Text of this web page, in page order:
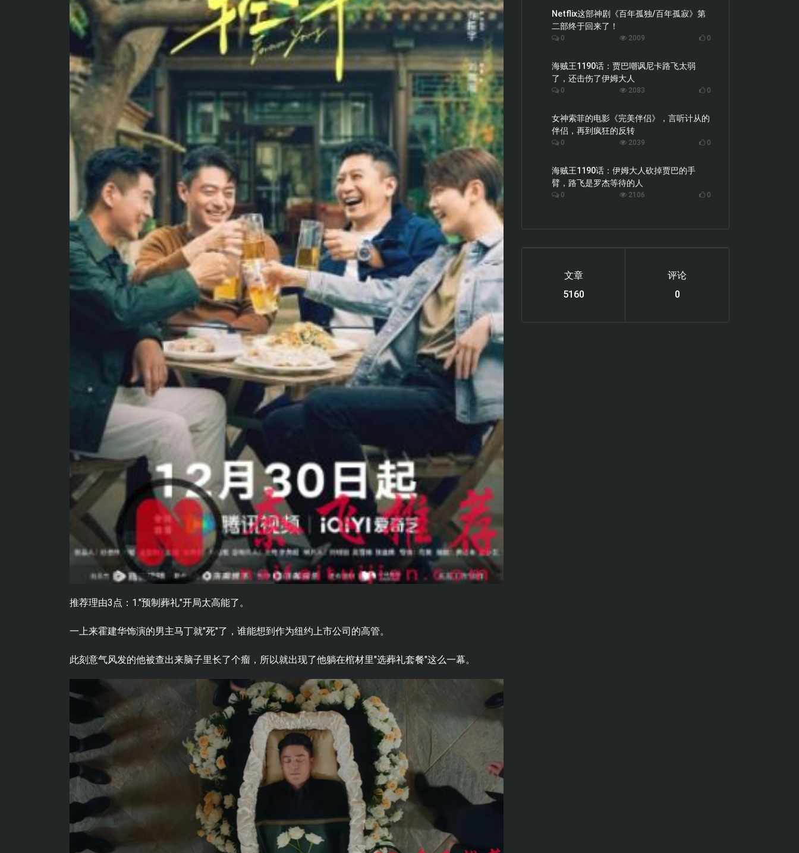
推荐理由3点：1."预制葬礼"开局太高能了。
一上来霍建华饰演的男主马丁就"死"了，谁能想到作为纽约上市公司的高管。
此刻意气风发的他被查出来脑子里长了个瘤，所以就出现了他躺在棺材里"选葬礼套餐"这么一幕。
Netflix这部神剧《百年孤独/百年孤寂》第
二部终于回来了！
0 2009 0
海贼王1190话：贾巴嘲讽尼卡路飞太弱
了，还击伤了伊姆大人
0 2083 0
女神索菲的电影《完美伴侣》，言听计从的
伴侣，再到疯狂的反转
0 2039 0
海贼王1190话：伊姆大人砍掉贾巴的手
臂，路飞是罗杰等待的人
0 2106 0
文章
6119
评论
0